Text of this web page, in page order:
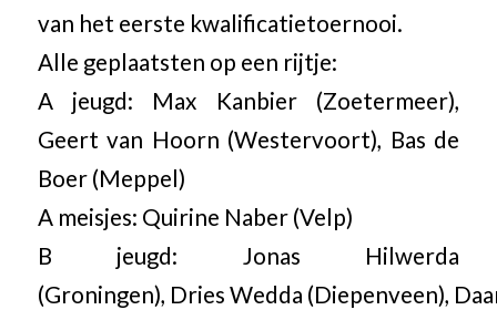
van het eerste kwalificatietoernooi.
Alle geplaatsten op een rijtje:
A jeugd: Max Kanbier (Zoetermeer),
Geert van Hoorn (Westervoort), Bas de
Boer (Meppel)
​A meisjes: Quirine Naber (Velp)
B jeugd: Jonas Hilwerda
(Groningen), Dries Wedda (Diepenveen),